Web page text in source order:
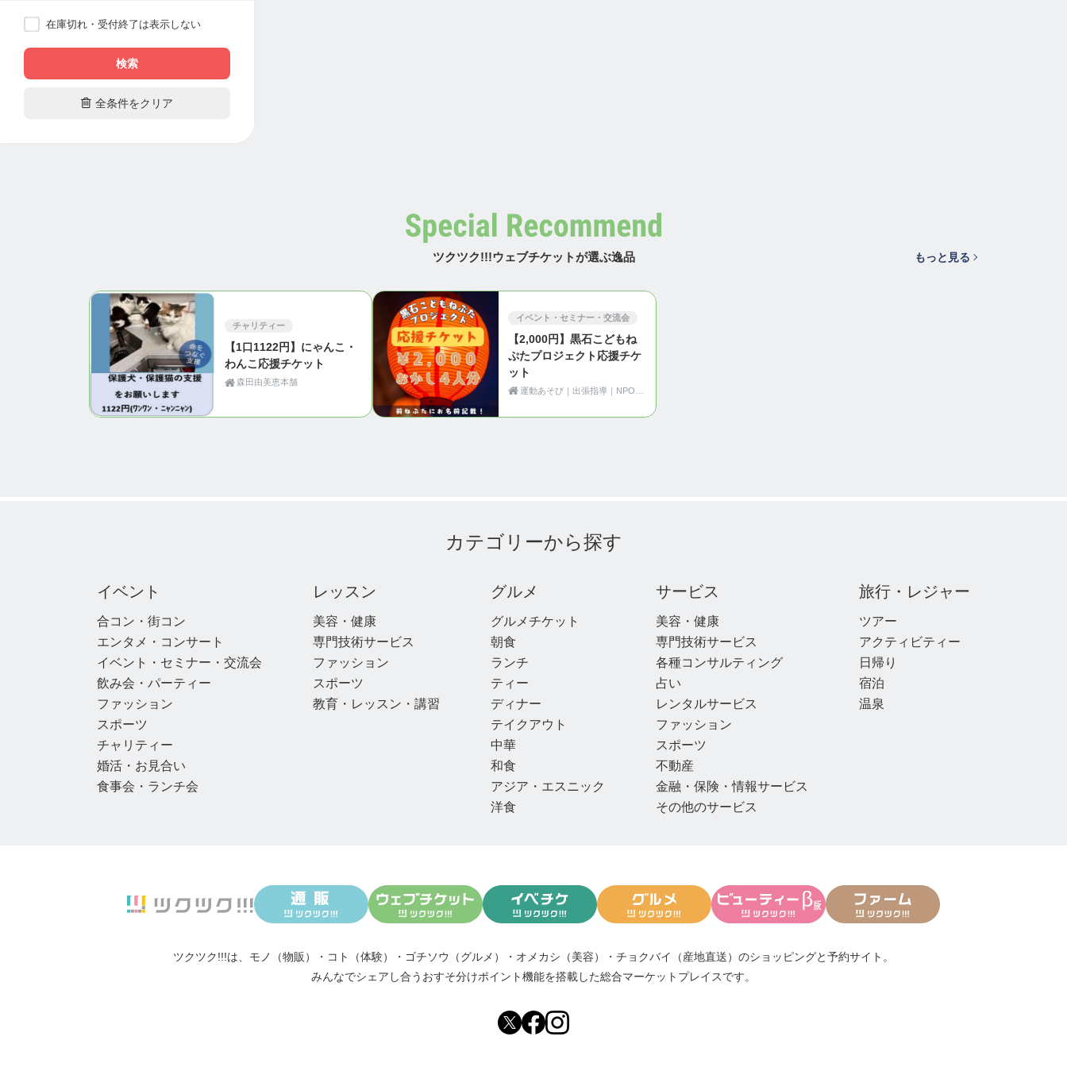
在庫切れ・受付終了は表示しない
検索
 全条件をクリア
ツクツク!!!ウェブチケットが選ぶ逸品 もっと見る
チャリティー
【1口1122円】にゃんこ・
わんこ応援チケット
森田由美恵本舗
イベント・セミナー・交流会
【2,000円】黒石こどもね
ぷたプロジェクト応援チケ
ット
カテゴリーから探す
イベント
合コン・街コン
エンタメ・コンサート
イベント・セミナー・交流会
飲み会・パーティー
ファッション
スポーツ
チャリティー
婚活・お見合い
食事会・ランチ会
レッスン
美容・健康
専門技術サービス
ファッション
スポーツ
教育・レッスン・講習
グルメ
グルメチケット
朝食
ランチ
ティー
ディナー
テイクアウト
中華
和食
アジア・エスニック
洋食
サービス
美容・健康
専門技術サービス
各種コンサルティング
占い
レンタルサービス
ファッション
スポーツ
不動産
金融・保険・情報サービス
その他のサービス
旅行・レジャー
ツアー
アクティビティー
日帰り
宿泊
温泉
ツクツク!!!は、 モノ（物販） ・ コト（体験） ・ ゴチソウ（グルメ） ・ オメカシ（美容） ・ チョクバイ（産地直送） のショッピングと予約サイト。
みんなでシェアし合う おすそ分けポイント機能を搭載した総合マーケットプレイスです。